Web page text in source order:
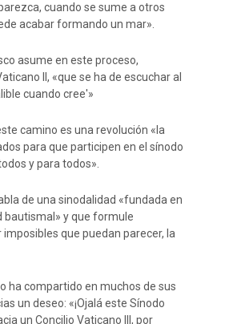
cuando se sume a otros
acabar formando un mar».
asume en este proceso,
II, «que se ha de escuchar al
cuando cree'»
camino es una revolución «la
para que participen en el sínodo
y para todos».
de una sinodalidad «fundada en
bautismal» y que formule
que puedan parecer, la
ha compartido en muchos de sus
un deseo: «¡Ojalá este Sínodo
un Concilio Vaticano III, por